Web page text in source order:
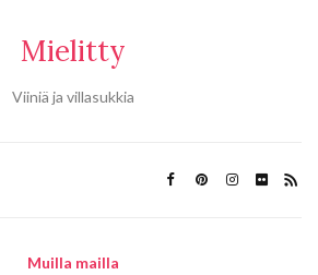
Mielitty
Viiniä ja villasukkia
Muilla mailla